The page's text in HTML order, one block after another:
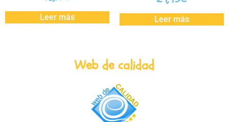
Leer más Leer más
Web de calidad